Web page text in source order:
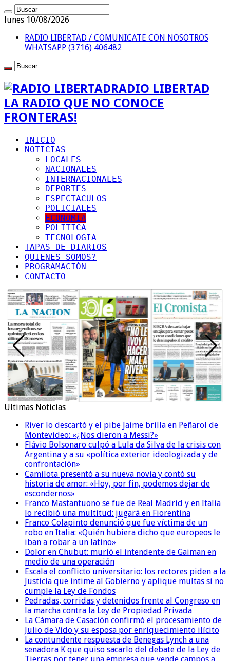
lunes 10/08/2026
RADIO LIBERTAD / COMUNICATE CON NOSOTROS
WHATSAPP (3716) 406482
RADIO LIBERTAD
LA RADIO QUE NO CONOCE
FRONTERAS!
INICIO
NOTICIAS
LOCALES
NACIONALES
INTERNACIONALES
DEPORTES
ESPECTACULOS
POLICIALES
ECONOMIA
POLITICA
TECNOLOGIA
TAPAS DE DIARIOS
QUIENES SOMOS?
PROGRAMACIÓN
CONTACTO
Ultimas Noticias
River lo descartó y el pibe Jaime brilla en Peñarol de
Montevideo: «¿Nos dieron a Messi?»
Flávio Bolsonaro culpó a Lula da Silva de la crisis con
Argentina y a su «política exterior ideologizada y de
confrontación»
Camilota presentó a su nueva novia y contó su
historia de amor: «Hoy, por fin, podemos dejar de
escondernos»
Franco Mastantuono se fue de Real Madrid y en Italia
lo recibió una multitud: jugará en Fiorentina
Franco Colapinto denunció que fue víctima de un
robo en Italia: «Quién hubiera dicho que europeos le
iban a robar a un latino»
Dolor en Chubut: murió el intendente de Gaiman en
medio de una operación
Escala el conflicto universitario: los rectores piden a la
Justicia que intime al Gobierno y aplique multas si no
cumple la Ley de Fondos
Pedradas, corridas y detenidos frente al Congreso en
la marcha contra la Ley de Propiedad Privada
La Cámara de Casación confirmó el procesamiento de
Julio de Vido y su esposa por enriquecimiento ilícito
La contundente respuesta de Benegas Lynch a una
senadora K que quiso sacarlo del debate de la Ley de